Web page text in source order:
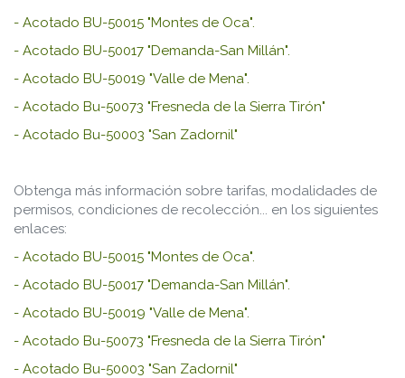
- Acotado BU-50015 "Montes de Oca".
- Acotado BU-50017 "Demanda-San Millán".
- Acotado BU-50019 "Valle de Mena".
- Acotado Bu-50073 "Fresneda de la Sierra Tirón"
- Acotado Bu-50003 "San Zadornil"
Obtenga más información sobre tarifas, modalidades de
permisos, condiciones de recolección... en los siguientes
enlaces:
- Acotado BU-50015 "Montes de Oca".
- Acotado BU-50017 "Demanda-San Millán".
- Acotado BU-50019 "Valle de Mena".
- Acotado Bu-50073 "Fresneda de la Sierra Tirón"
- Acotado Bu-50003 "San Zadornil"